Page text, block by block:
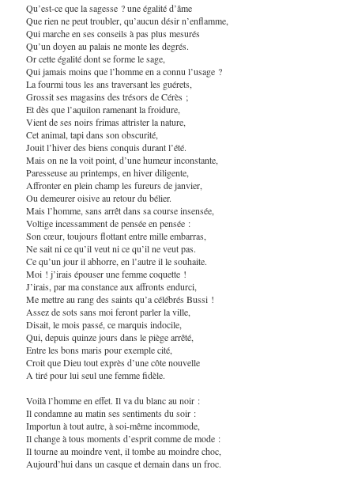
Qu’est-ce que la sagesse ? une égalité d’âme
Que rien ne peut troubler, qu’aucun désir n’enflamme,
Qui marche en ses conseils à pas plus mesurés
Qu’un doyen au palais ne monte les degrés.
Or cette égalité dont se forme le sage,
Qui jamais moins que l’homme en a connu l’usage ?
La fourmi tous les ans traversant les guérets,
Grossit ses magasins des trésors de Cérès ;
Et dès que l’aquilon ramenant la froidure,
Vient de ses noirs frimas attrister la nature,
Cet animal, tapi dans son obscurité,
Jouit l’hiver des biens conquis durant l’été.
Mais on ne la voit point, d’une humeur inconstante,
Paresseuse au printemps, en hiver diligente,
Affronter en plein champ les fureurs de janvier,
Ou demeurer oisive au retour du bélier.
Mais l’homme, sans arrêt dans sa course insensée,
Voltige incessamment de pensée en pensée :
Son cœur, toujours flottant entre mille embarras,
Ne sait ni ce qu’il veut ni ce qu’il ne veut pas.
Ce qu’un jour il abhorre, en l’autre il le souhaite.
Moi ! j’irais épouser une femme coquette !
J’irais, par ma constance aux affronts endurci,
Me mettre au rang des saints qu’a célébrés Bussi !
Assez de sots sans moi feront parler la ville,
Disait, le mois passé, ce marquis indocile,
Qui, depuis quinze jours dans le piège arrêté,
Entre les bons maris pour exemple cité,
Croit que Dieu tout exprès d’une côte nouvelle
A tiré pour lui seul une femme fidèle.
Voilà l’homme en effet. Il va du blanc au noir :
Il condamne au matin ses sentiments du soir :
Importun à tout autre, à soi-même incommode,
Il change à tous moments d’esprit comme de mode :
Il tourne au moindre vent, il tombe au moindre choc,
Aujourd’hui dans un casque et demain dans un froc.